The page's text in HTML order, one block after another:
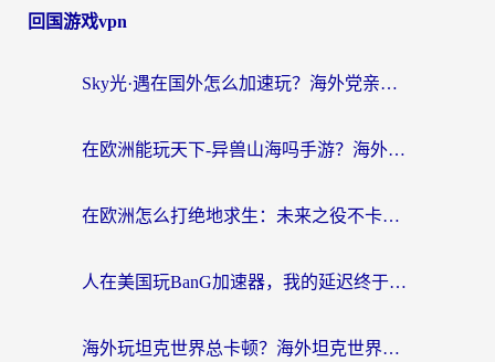
回国游戏vpn
Sky光·遇在国外怎么加速玩？海外党亲测有效的国服游戏加速指南
在欧洲能玩天下-异兽山海吗手游？海外玩家的加速器生存指南
在欧洲怎么打绝地求生：未来之役不卡？留学生亲测的加速器避坑指南
人在美国玩BanG加速器，我的延迟终于绿了
海外玩坦克世界总卡顿？海外坦克世界加速器有哪些？实测好用的选择在这里